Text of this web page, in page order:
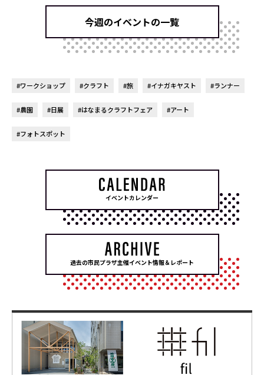
今週のイベントの一覧
#ワークショップ #クラフト #旅 #イナガキヤスト #ランナー
#農園 #日展 #はなまるクラフトフェア #アート
#フォトスポット
イベントカレンダー
過去の市民プラザ主催イベント情報＆レポート